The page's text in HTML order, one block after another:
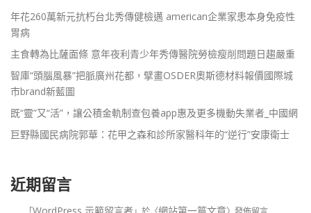
年花260萬新元抗朽台北秀傳健檢邁 american企業家患本身免疫性
胃病
主食轉為比薩面條 意年夜利青少年秀傳醫院勞檢瘦削問題日趨嚴重
智庫“頭腦風暴”把脈廣州花都，擘畫OSDER奧斯德材料報價國際城
市brand新藍圖
既“靈”又“活”，讓公積金軌制查包養app惠及更多機動失業者_中國網
巨野縣國民病院郭華：花甲之森和診所家醫科年的“逆行”安康衛士
近期留言
WordPress 示範留言者 網站第一篇文章